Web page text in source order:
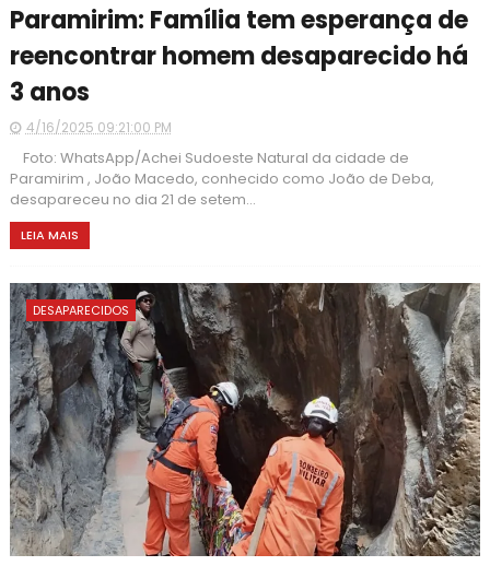
Paramirim: Família tem esperança de
reencontrar homem desaparecido há
3 anos
4/16/2025 09:21:00 PM
Foto: WhatsApp/Achei Sudoeste Natural da cidade de
Paramirim , João Macedo, conhecido como João de Deba,
desapareceu no dia 21 de setem...
LEIA MAIS
DESAPARECIDOS